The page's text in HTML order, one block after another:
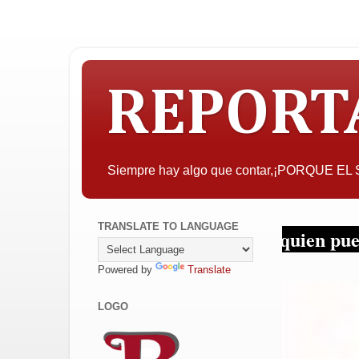
Siempre hay algo que contar,¡PORQUE
A quien pueda interesar,
TRANSLATE TO LANGUAGE
Powered by Translate
LOGO